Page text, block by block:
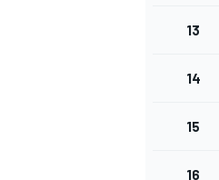
FÓRMULA E
13
14
15
16